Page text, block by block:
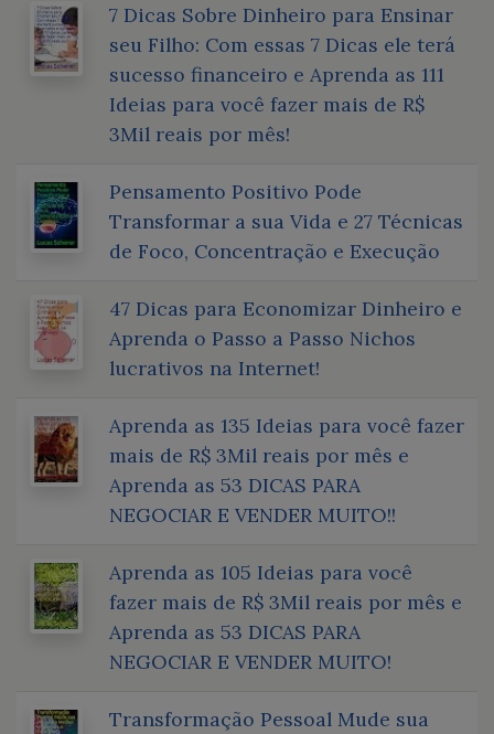
7 Dicas Sobre Dinheiro para Ensinar
seu Filho: Com essas 7 Dicas ele terá
sucesso financeiro e Aprenda as 111
Ideias para você fazer mais de R$
3Mil reais por mês!
Pensamento Positivo Pode
Transformar a sua Vida e 27 Técnicas
de Foco, Concentração e Execução
47 Dicas para Economizar Dinheiro e
Aprenda o Passo a Passo Nichos
lucrativos na Internet!
Aprenda as 135 Ideias para você fazer
mais de R$ 3Mil reais por mês e
Aprenda as 53 DICAS PARA
NEGOCIAR E VENDER MUITO!!
Aprenda as 105 Ideias para você
fazer mais de R$ 3Mil reais por mês e
Aprenda as 53 DICAS PARA
NEGOCIAR E VENDER MUITO!
Transformação Pessoal Mude sua